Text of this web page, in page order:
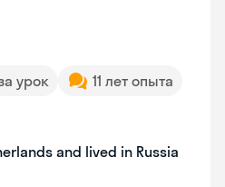
урок
11 лет опыта
and lived in Russia